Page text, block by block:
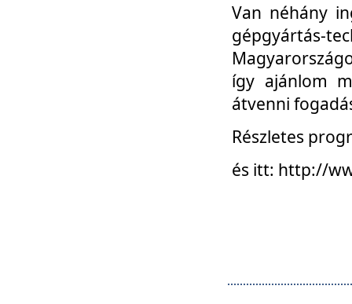
Van néhány
gépgyártás-
így ajánlom
átvenni
Részletes
és itt: http://